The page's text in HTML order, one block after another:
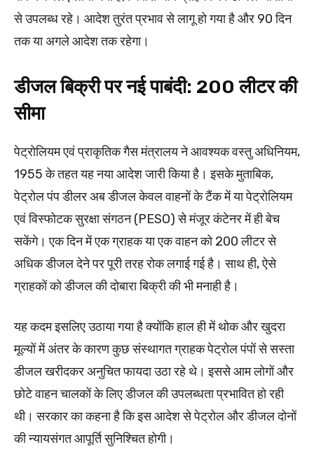
से उपलब्ध रहे। आदेश तुरंत प्रभाव से लागू हो गया है और 90 दिन
तक या अगले आदेश तक रहेगा।
डीजल बिक्री पर नई पाबंदी: 200 लीटर की
सीमा
पेट्रोलियम एवं प्राकृतिक गैस मंत्रालय ने आवश्यक वस्तु अधिनियम,
1955 के तहत यह नया आदेश जारी किया है। इसके मुताबिक,
पेट्रोल पंप डीलर अब डीजल केवल वाहनों के टैंक में या पेट्रोलियम
एवं विस्फोटक सुरक्षा संगठन (PESO) से मंजूर कंटेनर में ही बेच
सकेंगे। एक दिन में एक ग्राहक या एक वाहन को 200 लीटर से
अधिक डीजल देने पर पूरी तरह रोक लगाई गई है। साथ ही, ऐसे
ग्राहकों को डीजल की दोबारा बिक्री की भी मनाही है।
यह कदम इसलिए उठाया गया है क्योंकि हाल ही में थोक और खुदरा
मूल्यों में अंतर के कारण कुछ संस्थागत ग्राहक पेट्रोल पंपों से सस्ता
डीजल खरीदकर अनुचित फायदा उठा रहे थे। इससे आम लोगों और
छोटे वाहन चालकों के लिए डीजल की उपलब्धता प्रभावित हो रही
थी। सरकार का कहना है कि इस आदेश से पेट्रोल और डीजल दोनों
की न्यायसंगत आपूर्ति सुनिश्चित होगी।